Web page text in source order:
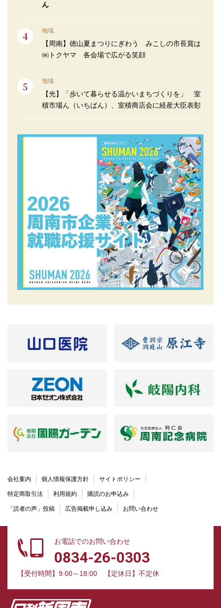
ん
地域
【周南】徳山夏まつりにぎわう みこしの市長賞は
㈱トクヤマ 各会場で広がる笑顔
地域
【光】「歩いて暮らせる温かいまちづくりを」 室
積市場ん（いちばん）、室積商店会に経産大臣表彰
会社案内 個人情報保護方針 サイトポリシー
特定商取引法 利用規約 購読のお申込み
「読者の声」投稿 広告掲載申し込み お問い合わせ
お電話でのお問い合わせ
0834-26-0303
【受付時間】9:00～18:00 【定休日】不定休